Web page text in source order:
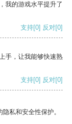
我的游戏水平提升了
支持[0] 反对[0]
手，让我能够快速熟
支持[0] 反对[0]
私和安全性保护。